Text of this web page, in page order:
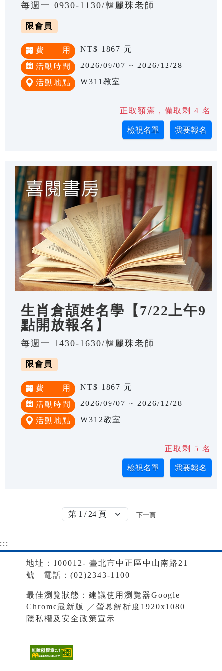
每週一 0930-1130/韓麗珠老師
限會員
費 用 NT$ 1867 元
活動時間 2026/09/07 ~ 2026/12/28
活動地點 W311教室
正取額滿，備取剩 4 名
生肖倉頡姓名學【7/22上午9
點開放報名】
每週一 1430-1630/韓麗珠老師
限會員
費 用 NT$ 1867 元
活動時間 2026/09/07 ~ 2026/12/28
活動地點 W312教室
正取剩 5 名
下一頁
:::
地址：100012- 臺北市中正區中山南路21
號 | 電話：(02)2343-1100
最佳瀏覽狀態：建議使用瀏覽器Google
Chrome最新版 ╱螢幕解析度1920x1080
隱私權及安全政策宣示